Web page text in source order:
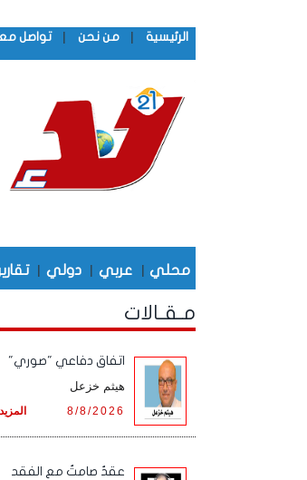
الرئيسية | من نحن | تواصل
محلي | عربي | دولي |
مـقـالات
اتفاق دفاعي "صوري"
هيثم خزعل
المزيد 8/8/2026
عقدٌ صامتٌ مع الفقد